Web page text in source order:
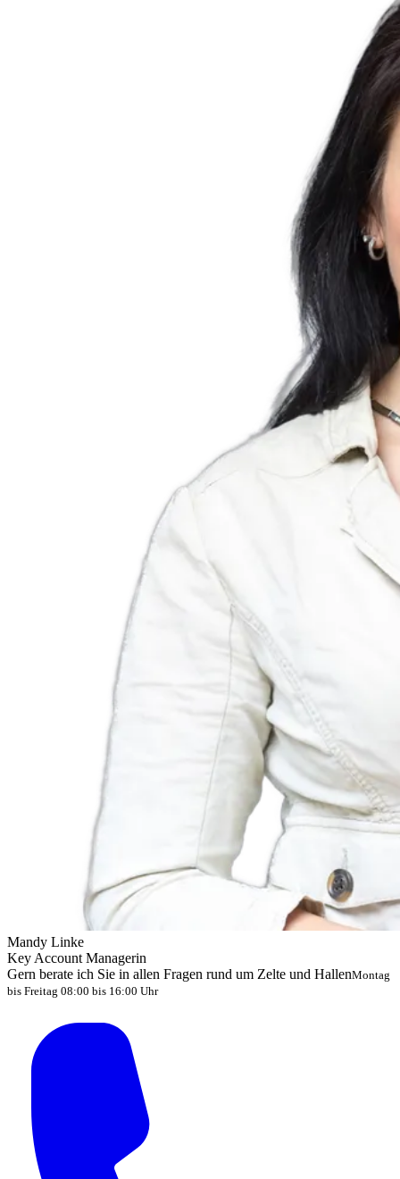
Mandy Linke
Key Account Managerin
Gern berate ich Sie in allen Fragen rund um Zelte und HallenMontag
bis Freitag 08:00 bis 16:00 Uhr